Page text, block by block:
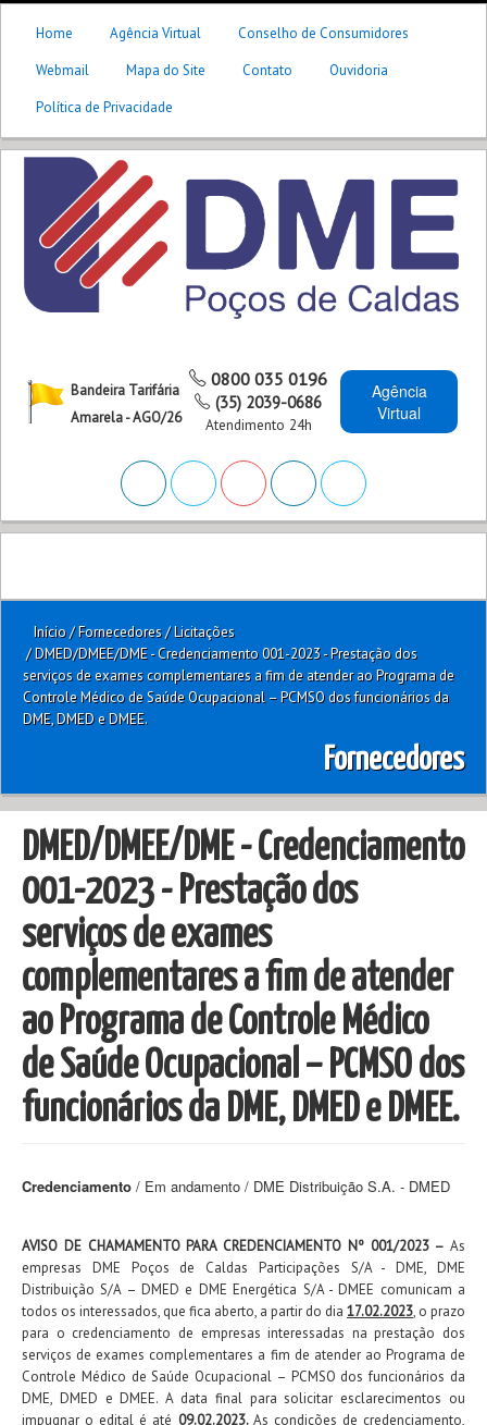
Home Agência Virtual
Conselho de Consumidores
Webmail
Mapa do Site Contato
Ouvidoria
Política de Privacidade
Bandeira Tarifária
Amarela - AGO/26
0800 035 0196
(35) 2039-0686
Atendimento 24h
Agência
Virtual
Início/Fornecedores/Licitações
/DMED/DMEE/DME - Credenciamento 001-2023 - Prestação dos
serviços de exames complementares a fim de atender ao Programa de
Controle Médico de Saúde Ocupacional – PCMSO dos funcionários da
DME, DMED e DMEE.
Fornecedores
DMED/DMEE/DME - Credenciamento
001-2023 - Prestação dos
serviços de exames
complementares a fim de atender
ao Programa de Controle Médico
de Saúde Ocupacional – PCMSO dos
funcionários da DME, DMED e DMEE.
Credenciamento / Em andamento / DME Distribuição S.A. - DMED
AVISO DE CHAMAMENTO PARA CREDENCIAMENTO Nº 001/2023 – As
empresas DME Poços de Caldas Participações S/A - DME, DME
Distribuição S/A – DMED e DME Energética S/A - DMEE comunicam a
todos os interessados, que fica aberto, a partir do dia 17.02.2023, o prazo
para o credenciamento de empresas interessadas na prestação dos
serviços de exames complementares a fim de atender ao Programa de
Controle Médico de Saúde Ocupacional – PCMSO dos funcionários da
DME, DMED e DMEE. A data final para solicitar esclarecimentos ou
impugnar o edital é até 09.02.2023. As condições de credenciamento,